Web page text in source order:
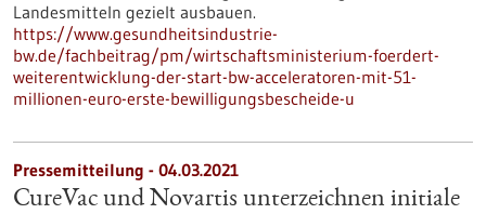
Landesmitteln gezielt ausbauen.
https://www.gesundheitsindustrie-
bw.de/fachbeitrag/pm/wirtschaftsministerium-foerdert-
weiterentwicklung-der-start-bw-acceleratoren-mit-51-
millionen-euro-erste-bewilligungsbescheide-u
Pressemitteilung - 04.03.2021
CureVac und Novartis unterzeichnen initiale